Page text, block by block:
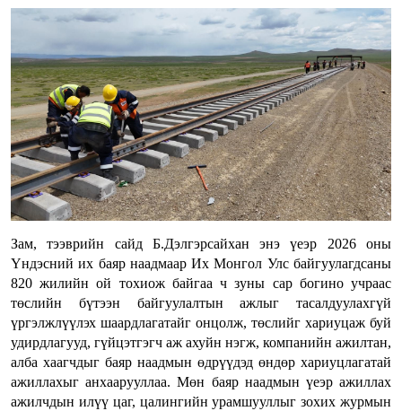
Зам, тээврийн сайд Б.Дэлгэрсайхан энэ үеэр 2026 оны
Үндэсний их баяр наадмаар Их Монгол Улс байгуулагдсаны
820 жилийн ой тохиож байгаа ч зуны сар богино учраас
төслийн бүтээн байгуулалтын ажлыг тасалдуулахгүй
үргэлжлүүлэх шаардлагатайг онцолж, төслийг хариуцаж буй
удирдлагууд, гүйцэтгэгч аж ахуйн нэгж, компанийн ажилтан,
алба хаагчдыг баяр наадмын өдрүүдэд өндөр хариуцлагатай
ажиллахыг анхаарууллаа. Мөн баяр наадмын үеэр ажиллах
ажилчдын илүү цаг, цалингийн урамшууллыг зохих журмын